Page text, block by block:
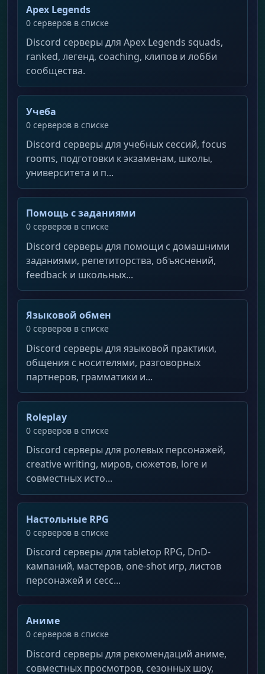
Apex Legends
0 серверов в списке
Discord серверы для Apex Legends squads,
ranked, легенд, coaching, клипов и лобби
сообщества.
Учеба
0 серверов в списке
Discord серверы для учебных сессий, focus
rooms, подготовки к экзаменам, школы,
университета и п...
Помощь с заданиями
0 серверов в списке
Discord серверы для помощи с домашними
заданиями, репетиторства, объяснений,
feedback и школьных...
Языковой обмен
0 серверов в списке
Discord серверы для языковой практики,
общения с носителями, разговорных
партнеров, грамматики и...
Roleplay
0 серверов в списке
Discord серверы для ролевых персонажей,
creative writing, миров, сюжетов, lore и
совместных исто...
Настольные RPG
0 серверов в списке
Discord серверы для tabletop RPG, DnD-
кампаний, мастеров, one-shot игр, листов
персонажей и сесс...
Аниме
0 серверов в списке
Discord серверы для рекомендаций аниме,
совместных просмотров, сезонных шоу,